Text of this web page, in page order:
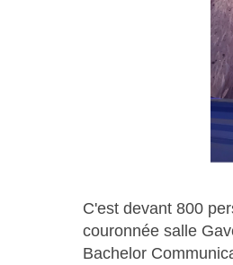
C'est devant 800
couronnée salle
Bachelor